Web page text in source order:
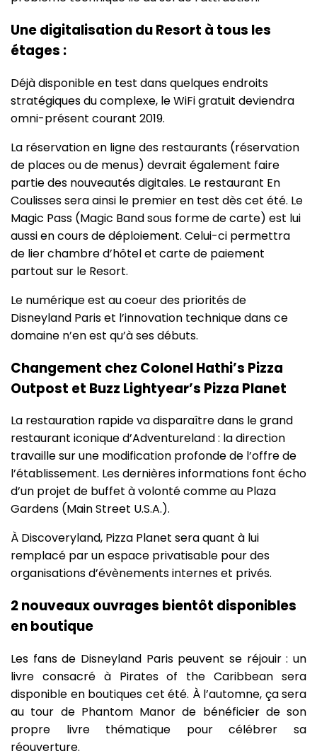
Une digitalisation du Resort à tous les
étages :
Déjà disponible en test dans quelques endroits
stratégiques du complexe, le WiFi gratuit deviendra
omni-présent courant 2019.
La réservation en ligne des restaurants (réservation
de places ou de menus) devrait également faire
partie des nouveautés digitales. Le restaurant En
Coulisses sera ainsi le premier en test dès cet été. Le
Magic Pass (Magic Band sous forme de carte) est lui
aussi en cours de déploiement. Celui-ci permettra
de lier chambre d’hôtel et carte de paiement
partout sur le Resort.
Le numérique est au coeur des priorités de
Disneyland Paris et l’innovation technique dans ce
domaine n’en est qu’à ses débuts.
Changement chez Colonel Hathi’s Pizza
Outpost et Buzz Lightyear’s Pizza Planet
La restauration rapide va disparaître dans le grand
restaurant iconique d’Adventureland : la direction
travaille sur une modification profonde de l’offre de
l’établissement. Les dernières informations font écho
d’un projet de buffet à volonté comme au Plaza
Gardens (Main Street U.S.A.).
À Discoveryland, Pizza Planet sera quant à lui
remplacé par un espace privatisable pour des
organisations d’évènements internes et privés.
2 nouveaux ouvrages bientôt disponibles
en boutique
Les fans de Disneyland Paris peuvent se réjouir : un
livre consacré à Pirates of the Caribbean sera
disponible en boutiques cet été. À l’automne, ça sera
au tour de Phantom Manor de bénéficier de son
propre livre thématique pour célébrer sa
réouverture.